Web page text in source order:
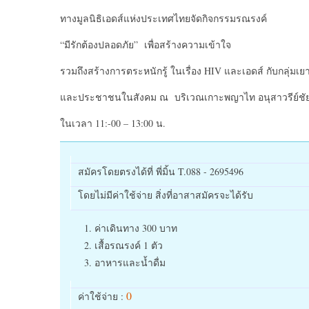
ทางมูลนิธิเอดส์แห่งประเทศไทยจัดกิจกรรมรณรงค์
“มีรักต้องปลอดภัย” เพื่อสร้างความเข้าใจ
รวมถึงสร้างการตระหนักรู้ ในเรื่อง HIV และเอดส์ กับกลุ่มเ
และประชาชนในสังคม ณ บริเวณเกาะพญาไท อนุสาวรีย์ชั
ในเวลา 11:-00 – 13:00 น.
สมัครโดยตรงได้ที่ พี่มิ้น T.088 - 2695496
โดยไม่มีค่าใช้จ่าย สิ่งที่อาสาสมัครจะได้รับ
ค่าเดินทาง 300 บาท
เสื้อรณรงค์ 1 ตัว
อาหารและน้ำดื่ม
ค่าใช้จ่าย : 0